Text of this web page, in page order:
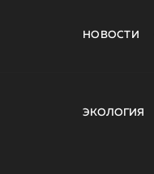
НОВОСТИ
ЭКОЛОГИЯ